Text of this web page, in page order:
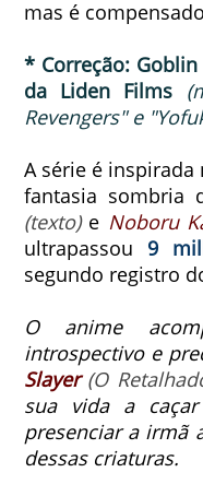
mas é
* Correção:
da Liden Films
Revengers" e
A série é
fantasia sombria
(texto)e Noboru
ultrapassou 9
segundo registro
O anime
introspectivo e
Slayer (O
sua vida a
presenciar a irmã
dessas criaturas.